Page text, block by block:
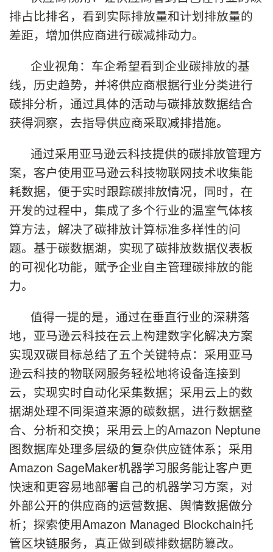
排占比排名，看到实际排放量和计划排放量的
差距，增加供应商进行碳减排动力。
企业视角：车企希望看到企业碳排放的基
线，历史趋势，并将供应商根据行业分类进行
碳排分析，通过具体的活动与碳排放数据结合
获得洞察，去指导供应商采取减排措施。
通过采用亚马逊云科技提供的碳排放管理方
案，客户使用亚马逊云科技物联网技术收集能
耗数据，便于实时跟踪碳排放情况，同时，在
开发的过程中，集成了多个行业的温室气体核
算方法，解决了碳排放计算标准多样性的问
题。基于碳数据湖，实现了碳排放数据仪表板
的可视化功能，赋予企业自主管理碳排放的能
力。
值得一提的是，通过在垂直行业的深耕落
地，亚马逊云科技在云上构建数字化解决方案
实现双碳目标总结了五个关键特点：采用亚马
逊云科技的物联网服务轻松地将设备连接到
云，实现实时自动化采集数据；采用云上的数
据湖处理不同渠道来源的碳数据，进行数据整
合、分析和交换；采用云上的Amazon Neptune
图数据库处理多层级的复杂供应链体系；采用
Amazon SageMaker机器学习服务能让客户更
快速和更容易地部署自己的机器学习方案，对
外部公开的供应商的运营数据、舆情数据做分
析；探索使用Amazon Managed Blockchain托
管区块链服务，真正做到碳排数据防篡改。